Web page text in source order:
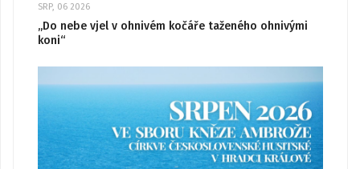
SRP, 06 2026
„Do nebe vjel v ohnivém kočáře taženého ohnivými
koni“